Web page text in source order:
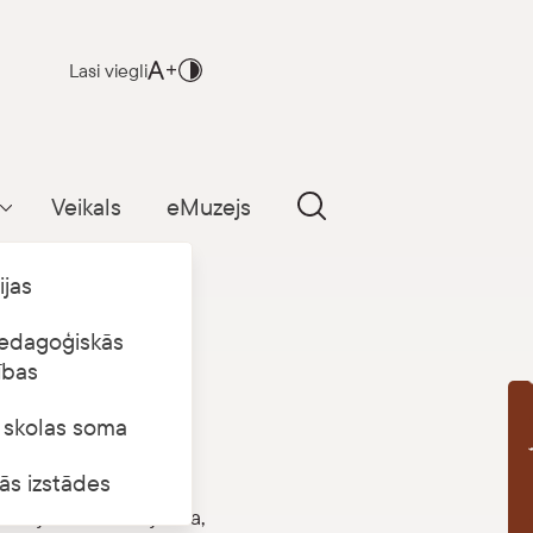
Lasi viegli
Parādīt apakšizvēlni
soma
izstādes
Veikals eMuzejs
atvērta jauna,